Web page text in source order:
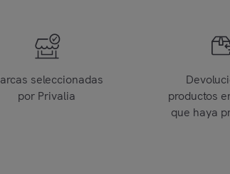
seleccionadas
por Privalia
productos
que haya